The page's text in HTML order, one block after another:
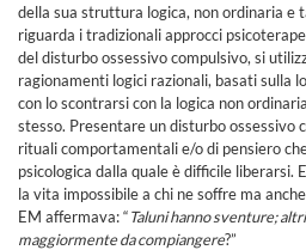
della sua struttura logica, non ordinaria e
riguarda i tradizionali approcci
del disturbo ossessivo compulsivo, si
ragionamenti logici razionali, basati sulla
con lo scontrarsi con la logica non
stesso. Presentare un disturbo ossessivo
rituali comportamentali e/o di pensiero
psicologica dalla quale è difficile liberarsi.
la vita impossibile a chi ne soffre ma
EM affermava: “Taluni hanno sventure;
maggiormente da compiangere?”